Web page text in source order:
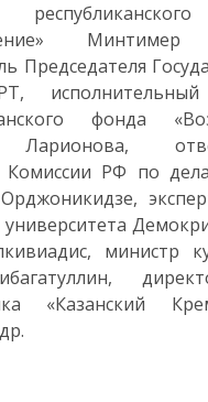
Минтимер
Председателя
фонда
Ларионова,
Комиссии РФ по
университета
министр
«Казанский